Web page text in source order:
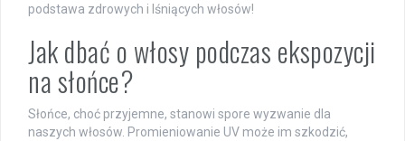
podstawa zdrowych i lśniących włosów!
Jak dbać o włosy podczas ekspozycji
na słońce?
Słońce, choć przyjemne, stanowi spore wyzwanie dla
naszych włosów. Promieniowanie UV może im szkodzić,